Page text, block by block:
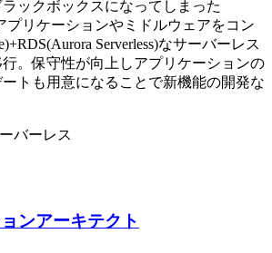
ックボックスになってしまった
プリケーションやミドルウェアをコン
Serverless)なサーバーレス
。保守性が向上しアプリケーションの
トも用意になることで新機能の開発な
バーレス
ンアーキテクト